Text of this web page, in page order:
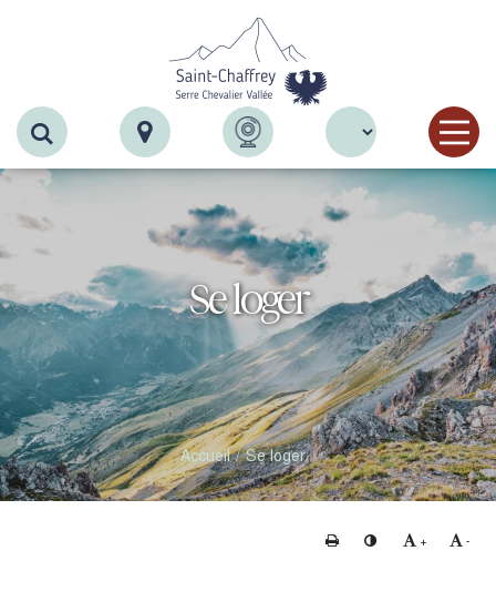
Recherche
Se loger
Accueil Se loger
Imprimer Changer le contraste
+ Agrandir le
-